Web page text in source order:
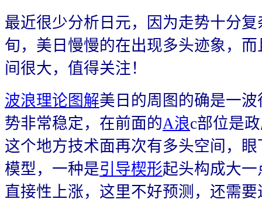
最近很少分析日元，因为走势十分
旬，美日慢慢的在出现多头迹象，
间很大，值得关注！
波浪理论图解美日的周图的确是一
势非常稳定，在前面的A浪c部位是
这个地方技术面再次有多头空间，
模型，一种是引导楔形起头构成大一
直接性上涨，这里不好预测，还需